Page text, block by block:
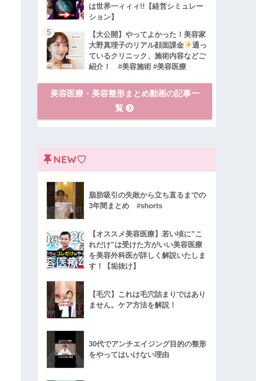
は世界一ィィィ!!【経営シミュレー
ション】
5
【大公開】やってよかった！美容家
大野真理子のリアル顔面課金
通っ
ているクリニック、施術内容などご
紹介！ #美容施術 #美容医療
美容医療・美容整形まとめ動画の記事一
覧
NEW♡
脂肪吸引の失敗から立ち直るまでの
3年間まとめ #shorts
【オススメ美容医療】若い頃に”こ
れだけ”は受けた方がいい美容医療
を美容外科医が詳しく解説いたしま
す！【垢抜け】
【毛穴】これは毛穴詰まりではあり
ません。ケア方法を解説！
30代でアンチエイジング目的の整形
をやってはいけない理由